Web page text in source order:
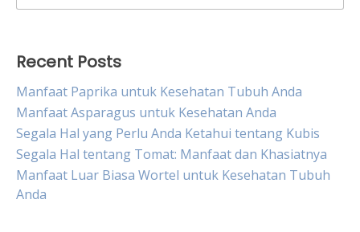
for:
Recent Posts
Manfaat Paprika untuk Kesehatan Tubuh Anda
Manfaat Asparagus untuk Kesehatan Anda
Segala Hal yang Perlu Anda Ketahui tentang Kubis
Segala Hal tentang Tomat: Manfaat dan Khasiatnya
Manfaat Luar Biasa Wortel untuk Kesehatan Tubuh
Anda